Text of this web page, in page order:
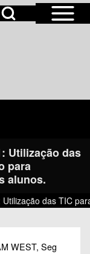
Open Sidebar
Block
Utilização das
para
alunos.
das TIC
WEST, Seg